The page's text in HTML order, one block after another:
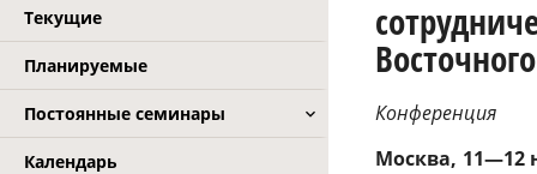
Текущие
Планируемые
Постоянные семинары
Календарь
Конференция
Москва 11—12